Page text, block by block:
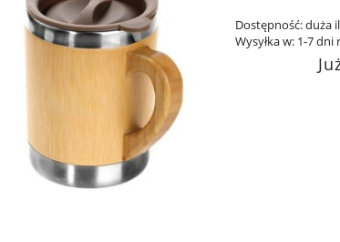
Dostępność:duża
Wysyłka w: 1-7 dni